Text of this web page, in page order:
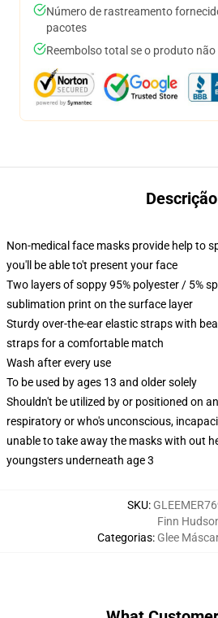
Número de rastreamento
pacotes
Reembolso total se o produto
Descrição
Non-medical face masks provide help to
you'll be able to't present your face
Two layers of soppy 95% polyester / 5%
sublimation print on the surface layer
Sturdy over-the-ear elastic straps with
straps for a comfortable match
Wash after every use
To be used by ages 13 and older solely
Shouldn't be utilized by or positioned on
respiratory or who's unconscious,
unable to take away the masks with out
youngsters underneath age 3
SKU:
Categorias:
Finn
Glee